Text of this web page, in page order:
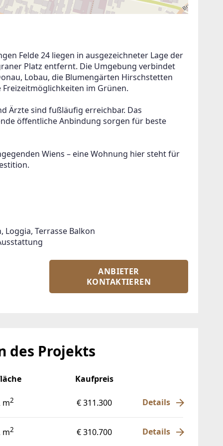
Felde 24 liegen in ausgezeichneter Lage der
Platz entfernt. Die Umgebung verbindet
Lobau, die Blumengärten Hirschstetten
im Grünen.
Ärzte sind fußläufig erreichbar. Das
öffentliche Anbindung sorgen für beste
Wiens – eine Wohnung hier steht für
Loggia, Terrasse Balkon
ANBIETER
KONTAKTIEREN
des Projekts
Kaufpreis
m2 € 311.300 Details
m2 € 310.700 Details